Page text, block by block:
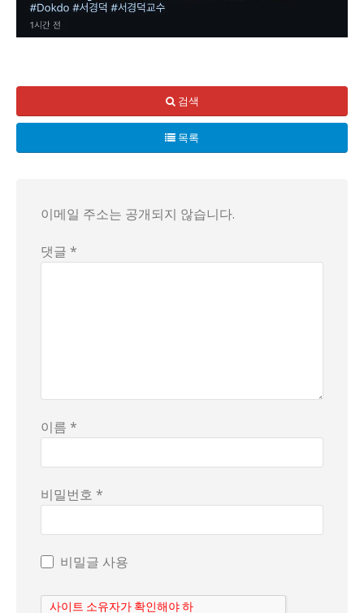
구글은 원래 각국의 표기법을 따르기로 한 자체 규칙을 가
이에 따라, 한국 정부 역시 구글에 대한 강력한 조치를 취해
검색
목록
이메일 주소는 공개되지 않습니다.
댓글 *
이름 *
비밀번호 *
비밀글 사용